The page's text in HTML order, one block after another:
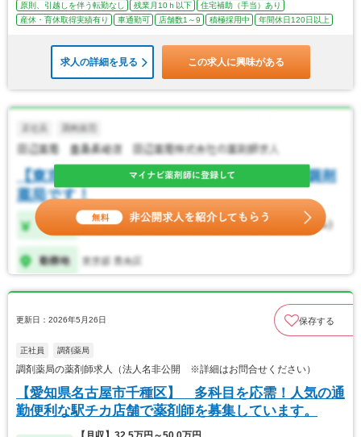
原則、引越しを伴う転勤なし
残業月10ｈ以下
住宅補助（手当）あり
産休・育休取得実績有り
車通勤可 店舗数1～9 積極採用中 年間休日120日以上
求人の詳細を見る この求人に興味がある
更新日：2026年5月26日 保存する
正社員 調剤薬局
調剤薬局の薬剤師求人（法人名非公開 ※詳細はお問合せください）
【愛知県名古屋市千種区】 多科目を応需！人気の通
勤便利な駅チカ店舗で薬剤師を募集しています。